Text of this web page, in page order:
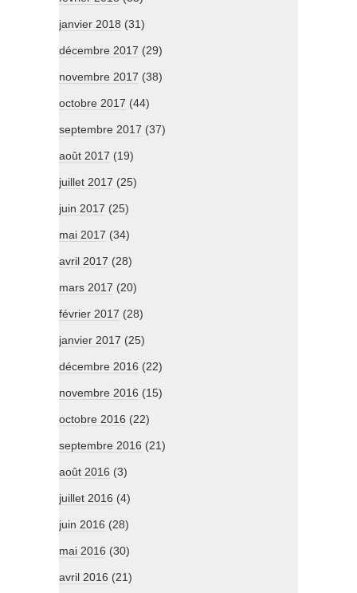
janvier 2018 (31)
décembre 2017 (29)
novembre 2017 (38)
octobre 2017 (44)
septembre 2017 (37)
août 2017 (19)
juillet 2017 (25)
juin 2017 (25)
mai 2017 (34)
avril 2017 (28)
mars 2017 (20)
février 2017 (28)
janvier 2017 (25)
décembre 2016 (22)
novembre 2016 (15)
octobre 2016 (22)
septembre 2016 (21)
août 2016 (3)
juillet 2016 (4)
juin 2016 (28)
mai 2016 (30)
avril 2016 (21)